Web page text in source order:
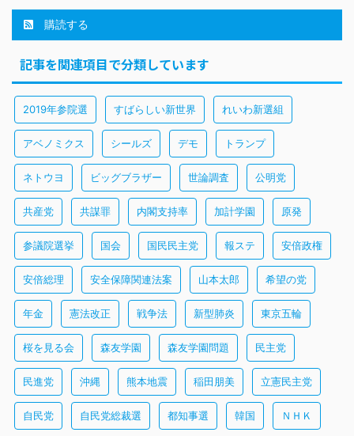
購読する
記事を関連項目で分類しています
2019年参院選 すばらしい新世界 れいわ新選組
アベノミクス シールズ デモ トランプ
ネトウヨ ビッグブラザー 世論調査 公明党
共産党 共謀罪 内閣支持率 加計学園 原発
参議院選挙 国会 国民民主党 報ステ 安倍政権
安倍総理 安全保障関連法案 山本太郎 希望の党
年金 憲法改正 戦争法 新型肺炎 東京五輪
桜を見る会 森友学園 森友学園問題 民主党
民進党 沖縄 熊本地震 稲田朋美 立憲民主党
自民党 自民党総裁選 都知事選 韓国 ＮＨＫ